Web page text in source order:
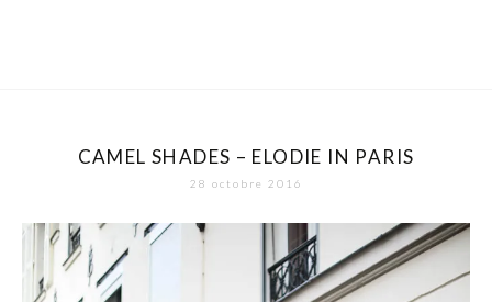
CAMEL SHADES – ELODIE IN PARIS
28 octobre 2016